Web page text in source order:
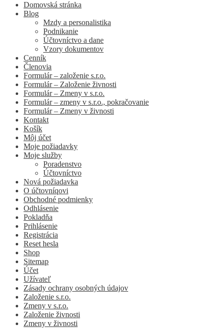
Domovská stránka
Blog
Mzdy a personalistika
Podnikanie
Účtovníctvo a dane
Vzory dokumentov
Cenník
Členovia
Formulár – založenie s.r.o.
Formulár – Založenie živnosti
Formulár – Zmeny v s.r.o.
Formulár – zmeny v s.r.o., pokračovanie
Formulár – Zmeny v živnosti
Kontakt
Košík
Môj účet
Moje požiadavky
Moje služby
Poradenstvo
Účtovníctvo
Nová požiadavka
O účtovníqovi
Obchodné podmienky
Odhlásenie
Pokladňa
Prihlásenie
Registrácia
Reset hesla
Shop
Sitemap
Účet
Užívateľ
Zásady ochrany osobných údajov
Založenie s.r.o.
Zmeny v s.r.o.
Založenie živnosti
Zmeny v živnosti